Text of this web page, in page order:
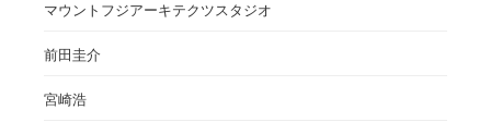
マウントフジアーキテクツスタジオ
前田圭介
宮崎浩